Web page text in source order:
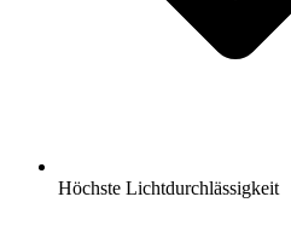
Höchste Lichtdurchlässigkeit